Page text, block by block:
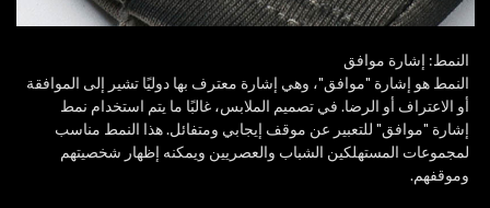
النمط: إشارة موافق
النمط هو إشارة "موافق"، وهي إشارة معترف بها دوليًا تشير إلى الموافقة
أو الاعتراف أو الرضا. في تصميم الملابس، غالبًا ما يتم استخدام نمط
إشارة "موافق" للتعبير عن موقف إيجابي ومتفائل. هذا النمط مناسب
لمجموعات المستهلكين الشباب والعصريين ويمكنه إظهار شخصيتهم
وموقفهم.